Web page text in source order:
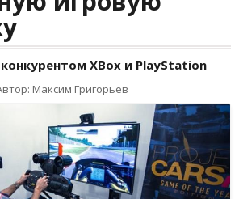
XBox и PlayStation
Максим Григорьев